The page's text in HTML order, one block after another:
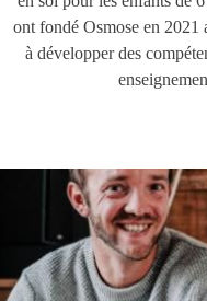
ont fondé Osmose en 2021
à développer des